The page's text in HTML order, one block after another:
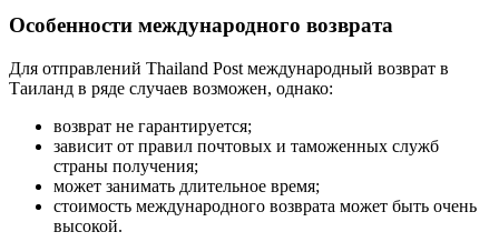
Особенности международного возврата
Для отправлений Thailand Post международный возврат в
Таиланд в ряде случаев возможен, однако:
возврат не гарантируется;
зависит от правил почтовых и таможенных служб
страны получения;
может занимать длительное время;
стоимость международного возврата может быть очень
высокой.